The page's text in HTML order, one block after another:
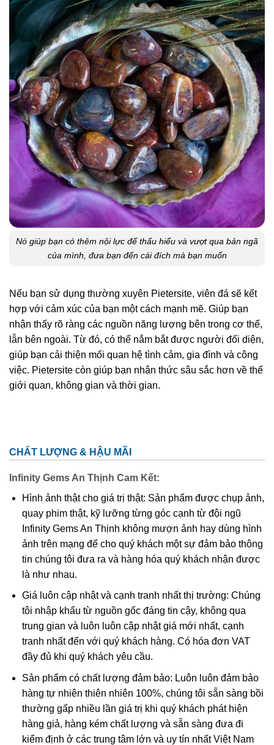
Nó giúp bạn có thêm nội lực để thấu hiểu và vượt qua bản ngã
của mình, đưa bạn đến cái đích mà bạn muốn
Nếu bạn sử dụng thường xuyên Pietersite, viên đá sẽ kết
hợp với cảm xúc của bạn một cách mạnh mẽ. Giúp bạn
nhận thấy rõ ràng các nguồn năng lượng bên trong cơ thể,
lẫn bên ngoài. Từ đó, có thể nắm bắt được người đối diện,
giúp bạn cải thiện mối quan hệ tình cảm, gia đình và công
việc. Pietersite còn giúp bạn nhận thức sâu sắc hơn về thế
giới quan, không gian và thời gian.
CHẤT LƯỢNG & HẬU MÃI
Infinity Gems An Thịnh Cam Kết:
Hình ảnh thật cho giá trị thật: Sản phẩm được chụp ảnh,
quay phim thật, kỹ lưỡng từng góc cạnh từ đội ngũ
Infinity Gems An Thịnh không mượn ảnh hay dùng hình
ảnh trên mạng để cho quý khách một sự đảm bảo thông
tin chúng tôi đưa ra và hàng hóa quý khách nhận được
là như nhau.
Giá luôn cập nhật và cạnh tranh nhất thị trường: Chúng
tôi nhập khẩu từ nguồn gốc đáng tin cậy, không qua
trung gian và luôn luôn cập nhật giá mới nhất, cạnh
tranh nhất đến với quý khách hàng. Có hóa đơn VAT
đầy đủ khi quý khách yêu cầu.
Sản phẩm có chất lượng đảm bảo: Luôn luôn đảm bảo
hàng tự nhiên thiên nhiên 100%, chúng tôi sẵn sàng bồi
thường gấp nhiều lần giá trị khi quý khách phát hiện
hàng giả, hàng kém chất lượng và sẵn sàng đưa đi
kiểm định ở các trung tâm lớn và uy tín nhất Việt Nam